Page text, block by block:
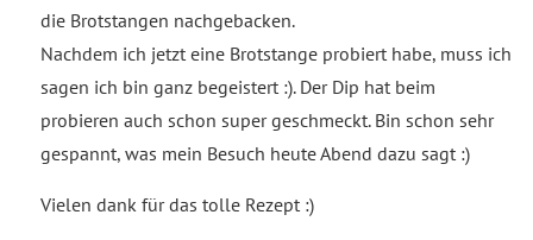
die Brotstangen nachgebacken.
Nachdem ich jetzt eine Brotstange probiert habe, muss ich
sagen ich bin ganz begeistert :). Der Dip hat beim
probieren auch schon super geschmeckt. Bin schon sehr
gespannt, was mein Besuch heute Abend dazu sagt :)
Vielen dank für das tolle Rezept :)